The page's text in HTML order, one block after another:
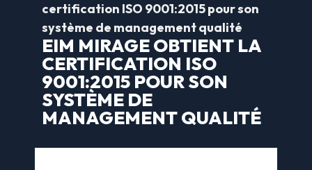
certification ISO 9001:2015 pour son
système de management qualité
EIM MIRAGE OBTIENT LA
CERTIFICATION ISO
9001:2015 POUR SON
SYSTÈME DE
MANAGEMENT QUALITÉ